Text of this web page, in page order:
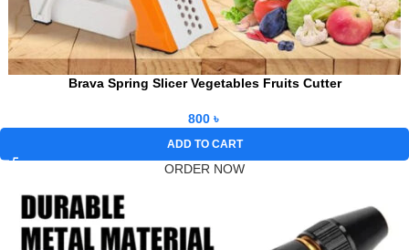
Brava Spring Slicer Vegetables Fruits Cutter
800 ৳
ADD TO CART
ORDER NOW